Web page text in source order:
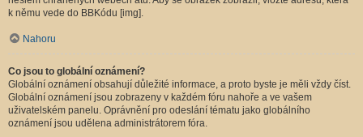
k němu vede do BBKódu [img].
Nahoru
Co jsou to globální oznámení?
Globální oznámení obsahují důležité informace, a proto byste je měli vždy číst.
Globální oznámení jsou zobrazeny v každém fóru nahoře a ve vašem
uživatelském panelu. Oprávnění pro odeslání tématu jako globálního
oznámení jsou udělena administrátorem fóra.